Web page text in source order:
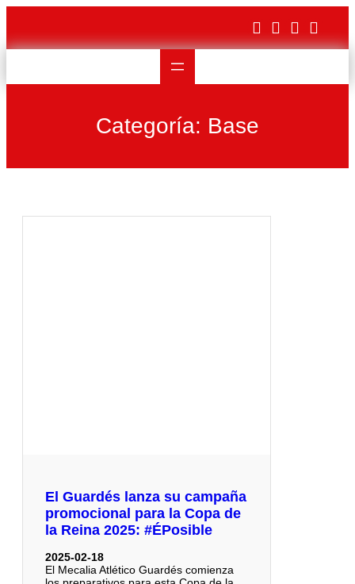
contenido
Categoría: Base
El Guardés lanza su campaña
promocional para la Copa de
la Reina 2025: #ÉPosible
2025-02-18
El Mecalia Atlético Guardés comienza